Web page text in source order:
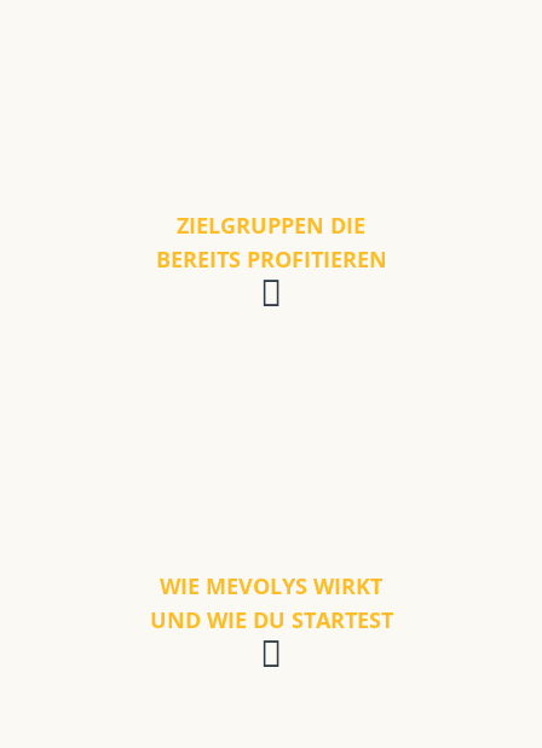
ZIELGRUPPEN DIE
BEREITS PROFITIEREN
WIE MEVOLYS WIRKT
UND WIE DU STARTEST